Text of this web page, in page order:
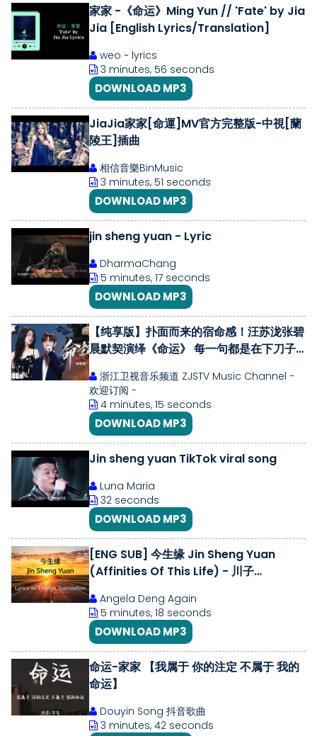
家家 -《命运》Ming Yun // 'Fate' by Jia
Jia [English Lyrics/Translation]
weo ~ lyrics
3 minutes, 56 seconds
DOWNLOAD MP3
JiaJia家家[命運]MV官方完整版-中視[蘭
陵王]插曲
相信音樂BinMusic
3 minutes, 51 seconds
DOWNLOAD MP3
jin sheng yuan - Lyric
DharmaChang
5 minutes, 17 seconds
DOWNLOAD MP3
【纯享版】扑面而来的宿命感！汪苏泷张碧
晨默契演绎《命运》 每一句都是在下刀子
浙江卫视音乐频道 ZJSTV Music Channel -
欢迎订阅 -
4 minutes, 15 seconds
DOWNLOAD MP3
Jin sheng yuan TikTok viral song
Luna Maria
32 seconds
DOWNLOAD MP3
[ENG SUB] 今生缘 Jin Sheng Yuan
(Affinities Of This Life) - 川子
Angela Deng Again
5 minutes, 18 seconds
DOWNLOAD MP3
命运-家家 【我属于 你的注定 不属于 我的
命运】
Douyin Song 抖音歌曲
3 minutes, 42 seconds